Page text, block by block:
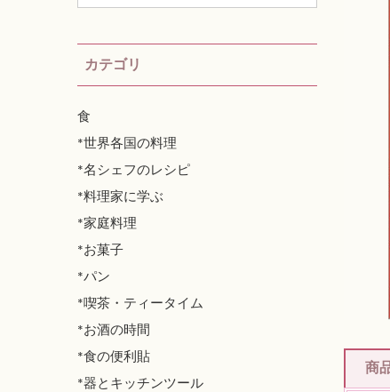
商
カテゴリ
食
*世界各国の料理
*名シェフのレシピ
*料理家に学ぶ
*家庭料理
*お菓子
*パン
*喫茶・ティータイム
*お酒の時間
*食の便利貼
*器とキッチンツール